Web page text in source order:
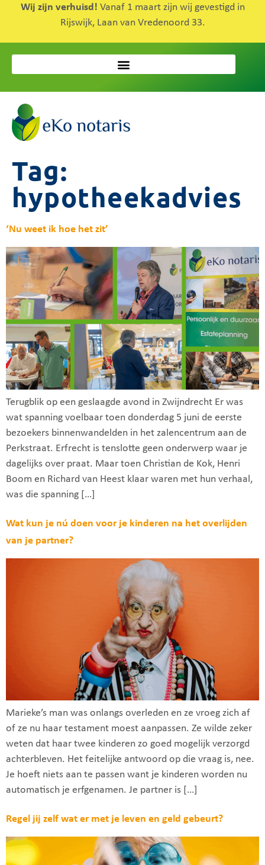
Wij zijn verhuisd! Vanaf 1 maart zijn wij gevestigd in
Rijswijk, Laan van Vredenoord 33.
Tag:
hypotheekadvies
‘Nu weet ik hoe het zit’
Terugblik op een geslaagde avond in Zwijndrecht Er was
wat spanning voelbaar toen donderdag 5 juni de eerste
bezoekers binnenwandelden in het zalencentrum aan de
Perkstraat. Erfrecht is tenslotte geen onderwerp waar je
dagelijks over praat. Maar toen Christian de Kok, Henri
Boom en Richard van Heest klaar waren met hun verhaal,
was die spanning […]
Wat kun je nú doen voor je kinderen na het overlijden
van je partner?
Marieke’s man was onlangs overleden en ze vroeg zich af
of ze nu haar testament moest aanpassen. Ze wilde zeker
weten dat haar twee kinderen zo goed mogelijk verzorgd
achterbleven. Het feitelijke antwoord op die vraag is, nee.
Je hoeft niets aan te passen want je kinderen worden nu
automatisch je erfgenamen. Je partner is […]
Regel jij zelf wat er met je leven en geld gebeurt?